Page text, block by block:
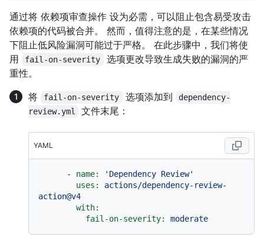
通过将 依赖项审查操作 设为必需，可以阻止包含易受攻击
依赖项的代码被合并。 然而，值得注意的是，在某些情况
下阻止低风险漏洞可能过于严格。 在此步骤中，我们将使
用
fail-on-severity
选项更改导致生成失败的漏洞的严
重性。
将
fail-on-severity 选项添加到
dependency-
review.yml
文件末尾：
YAML
- name:
'Dependency Review'
uses:
actions/dependency-review-
action@v4
with:
fail-on-severity:
moderate